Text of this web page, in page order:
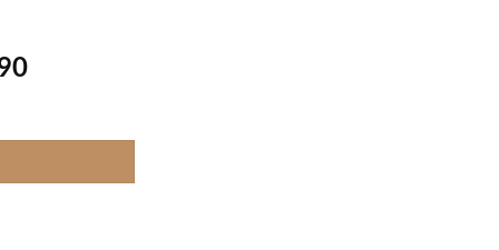
。
目
格：